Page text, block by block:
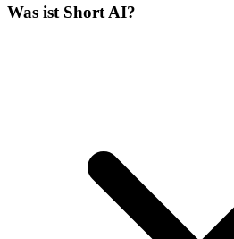
Was ist Short AI?